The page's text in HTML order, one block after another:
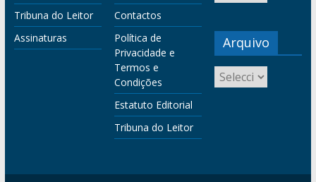
Tribuna do Leitor
Assinaturas
Contactos
Política de
Privacidade e
Termos e
Condições
Estatuto Editorial
Tribuna do Leitor
Arquivo